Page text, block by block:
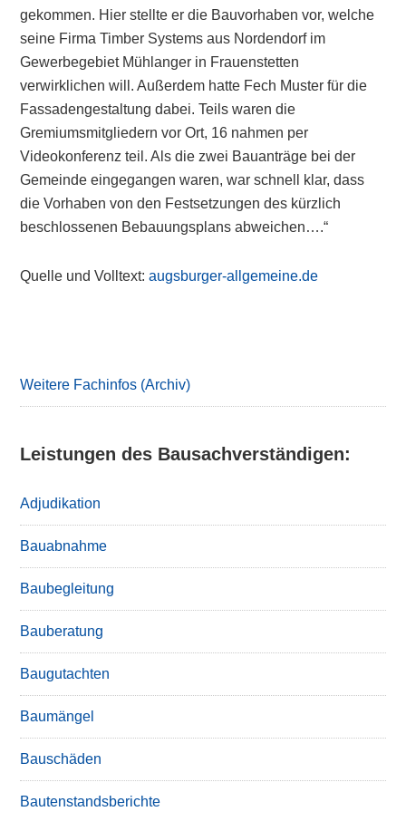
gekommen. Hier stellte er die Bauvorhaben vor, welche
seine Firma Timber Systems aus Nordendorf im
Gewerbegebiet Mühlanger in Frauenstetten
verwirklichen will. Außerdem hatte Fech Muster für die
Fassadengestaltung dabei. Teils waren die
Gremiumsmitgliedern vor Ort, 16 nahmen per
Videokonferenz teil. Als die zwei Bauanträge bei der
Gemeinde eingegangen waren, war schnell klar, dass
die Vorhaben von den Festsetzungen des kürzlich
beschlossenen Bebauungsplans abweichen….“
Quelle und Volltext:augsburger-allgemeine.de
Weitere Fachinfos (Archiv)
Leistungen des Bausachverständigen:
Adjudikation
Bauabnahme
Baubegleitung
Bauberatung
Baugutachten
Baumängel
Bauschäden
Bautenstandsberichte